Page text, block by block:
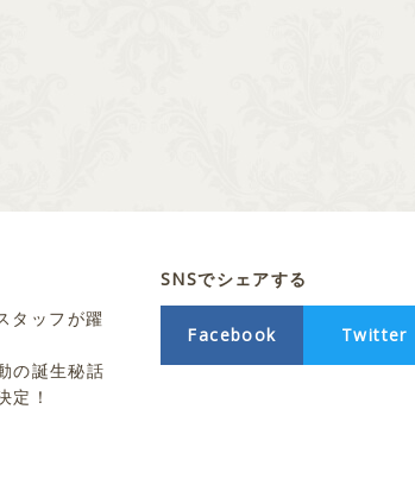
タッフが躍
の誕生秘話
定！
SNSでシェアする
Facebook Twitter